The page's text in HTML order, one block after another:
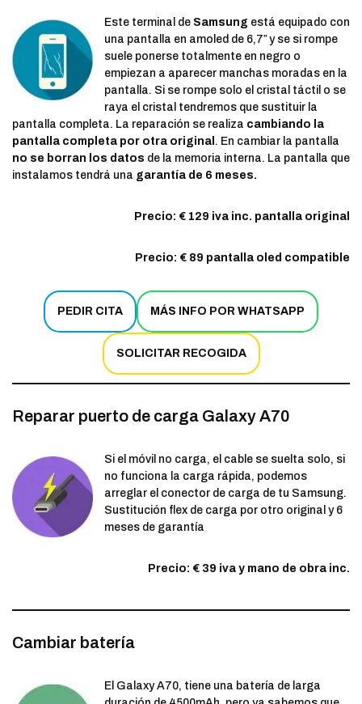
Este terminal de Samsung está equipado con
una pantalla en amoled de 6,7″ y se si rompe
suele ponerse totalmente en negro o
empiezan a aparecer manchas moradas en la
pantalla. Si se rompe solo el cristal táctil o se
raya el cristal tendremos que sustituir la
pantalla completa. La reparación se realiza cambiando la
pantalla completa por otra original . En cambiar la pantalla
no se borran los datos de la memoria interna. La pantalla que
instalamos tendrá una garantía de 6 meses.
Precio: € 129 iva inc. pantalla original
Precio: € 89 pantalla oled compatible
PEDIR CITA MÁS INFO POR WHATSAPP
SOLICITAR RECOGIDA
Reparar puerto de carga Galaxy A70
Si el móvil no carga, el cable se suelta solo, si
no funciona la carga rápida, podemos
arreglar el conector de carga de tu Samsung.
Sustitución flex de carga por otro original y 6
meses de garantía
Precio: € 39 iva y mano de obra inc.
Cambiar batería
El Galaxy A70, tiene una batería de larga